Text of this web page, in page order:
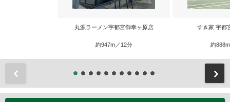
丸源ラーメン宇都宮御幸ヶ原店
約947m／12分
すき家 宇都
約